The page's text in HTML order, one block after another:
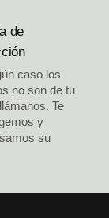
de
caso los
no son de tu
Te
y
su